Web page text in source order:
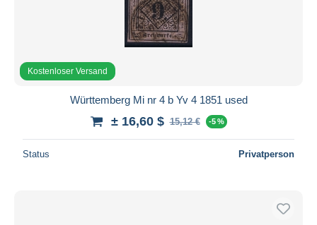
Kostenloser Versand
Württemberg Mi nr 4 b Yv 4 1851 used
± 16,60 $ 15,12 € -5 %
Status Privatperson